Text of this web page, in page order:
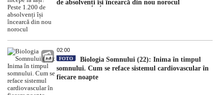
de absolvenți își încearcă din nou norocul
02:00
FOTO
Biologia Somnului (22): Inima în timpul
somnului. Cum se reface sistemul cardiovascular în
fiecare noapte